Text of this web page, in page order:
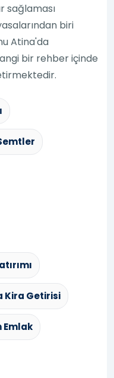
sağlaması
biri
Atina'da
bir rehber içinde
Kira Getirisi
Emlak